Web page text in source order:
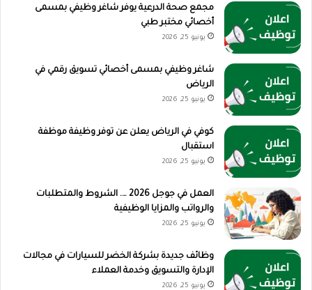
مجمع صحة الدرعية يوفر شاغر وظيفي بمسمى
أخصائي مختبر طبي
يونيو 25, 2026
شاغر وظيفي بمسمى أخصائي تسويق رقمي في
الرياض
يونيو 25, 2026
كوفي في الرياض يعلن عن توفر وظيفة موظفة
استقبال
يونيو 25, 2026
العمل في جوجل 2026 …. الشروط والمتطلبات
والرواتب والمزايا الوظيفية
يونيو 25, 2026
وظائف جديدة بشركة الخضر للسيارات في مجالات
الإدارة والتسويق وخدمة العملاء
يونيو 25, 2026